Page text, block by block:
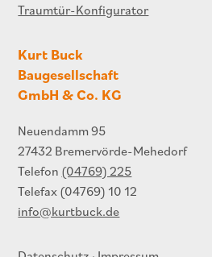
Traumtür-Konfigurator
Kurt Buck
Baugesellschaft
GmbH & Co. KG
Neuendamm 95
27432 Bremervörde-Mehedorf
Telefon (04769) 225
Telefax (04769) 10 12
info@kurtbuck.de